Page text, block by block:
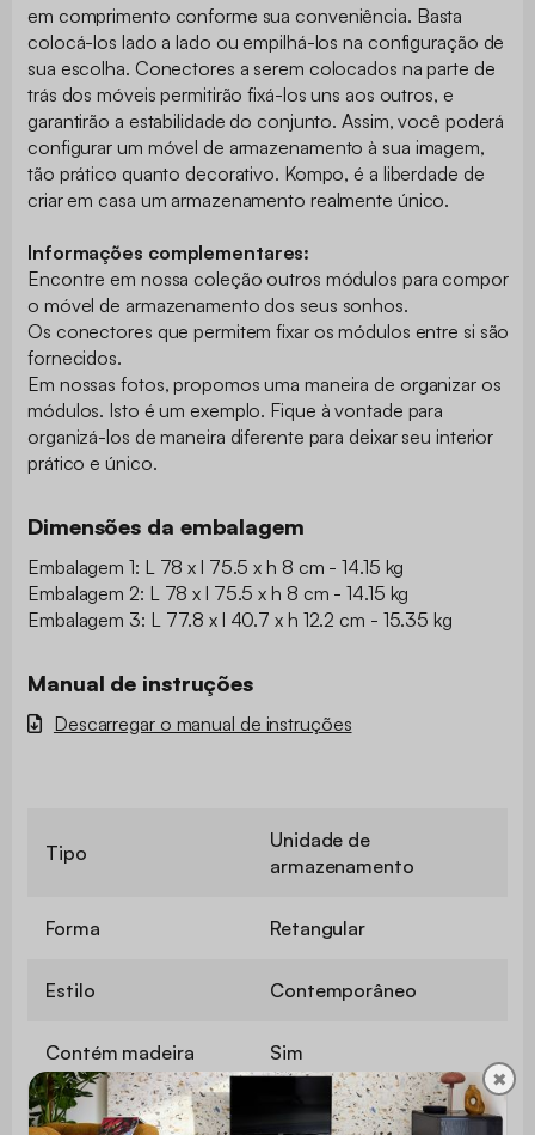
em comprimento conforme sua conveniência. Basta
colocá-los lado a lado ou empilhá-los na configuração de
sua escolha. Conectores a serem colocados na parte de
trás dos móveis permitirão fixá-los uns aos outros, e
garantirão a estabilidade do conjunto. Assim, você poderá
configurar um móvel de armazenamento à sua imagem,
tão prático quanto decorativo. Kompo, é a liberdade de
criar em casa um armazenamento realmente único.
Informações complementares:
Encontre em nossa coleção outros módulos para compor
o móvel de armazenamento dos seus sonhos.
Os conectores que permitem fixar os módulos entre si são
fornecidos.
Em nossas fotos, propomos uma maneira de organizar os
módulos. Isto é um exemplo. Fique à vontade para
organizá-los de maneira diferente para deixar seu interior
prático e único.
Dimensões da embalagem
Embalagem 1: L 78 x l 75.5 x h 8 cm - 14.15 kg
Embalagem 2: L 78 x l 75.5 x h 8 cm - 14.15 kg
Embalagem 3: L 77.8 x l 40.7 x h 12.2 cm - 15.35 kg
Manual de instruções
Descarregar o manual de instruções
Tipo
Unidade de
armazenamento
Forma Retangular
Estilo Contemporâneo
Contém madeira Sim
Material Placas de partículas
✖